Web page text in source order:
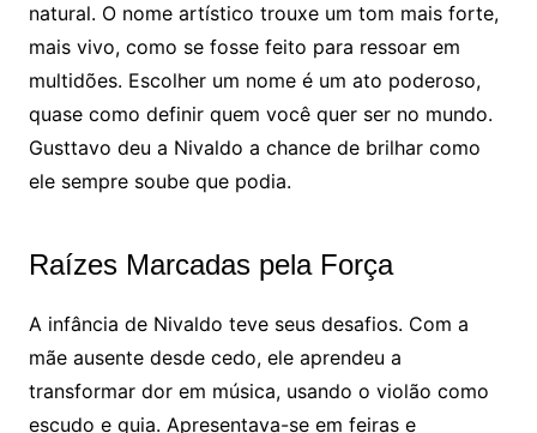
natural. O nome artístico trouxe um tom mais forte,
mais vivo, como se fosse feito para ressoar em
multidões. Escolher um nome é um ato poderoso,
quase como definir quem você quer ser no mundo.
Gusttavo deu a Nivaldo a chance de brilhar como
ele sempre soube que podia.
Raízes Marcadas pela Força
A infância de Nivaldo teve seus desafios. Com a
mãe ausente desde cedo, ele aprendeu a
transformar dor em música, usando o violão como
escudo e guia. Apresentava-se em feiras e